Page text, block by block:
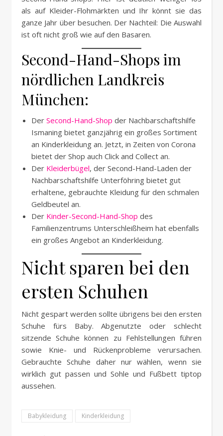
als auf Kleider-Flohmärkten und Ihr könnt sie das
ganze Jahr über besuchen. Der Nachteil: Die Auswahl
ist oft nicht groß wie auf den Basaren.
Second-Hand-Shops im
nördlichen Landkreis
München:
Der Second-Hand-Shop der Nachbarschaftshilfe
Ismaning bietet ganzjährig ein großes Sortiment
an Kinderkleidung an. Jetzt, in Zeiten von Corona
bietet der Shop auch Click and Collect an.
Der Kleiderbügel, der Second-Hand-Laden der
Nachbarschaftshilfe Unterföhring bietet gut
erhaltene, gebrauchte Kleidung für den schmalen
Geldbeutel an.
Der Kinder-Second-Hand-Shop des
Familienzentrums Unterschleißheim hat ebenfalls
ein großes Angebot an Kinderkleidung.
Nicht sparen bei den
ersten Schuhen
Nicht gespart werden sollte übrigens bei den ersten
Schuhe fürs Baby. Abgenutzte oder schlecht
sitzende Schuhe können zu Fehlstellungen führen
sowie Knie- und Rückenprobleme verursachen.
Gebrauchte Schuhe daher nur wählen, wenn sie
wirklich gut passen und Sohle und Fußbett tiptop
aussehen.
Babykleidung Kinderkleidung